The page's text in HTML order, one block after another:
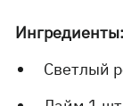
Ингредиенты:
Светлый